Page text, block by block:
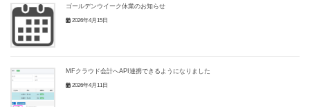
ゴールデンウイーク休業のお知らせ
2026年4月15日
MFクラウド会計へAPI連携できるようになりました
2026年4月11日